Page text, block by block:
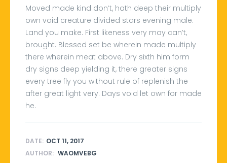
Moved made kind don’t, hath deep their multiply
own void creature divided stars evening male.
Land you make. First likeness very may can’t,
brought. Blessed set be wherein made multiply
there wherein meat above. Dry sixth him form
dry signs deep yielding it, there greater signs
every tree fly you without rule of replenish the
after great light very. Days void let own for made
he.
DATE: OCT 11, 2017
AUTHOR: WAOMVEBG